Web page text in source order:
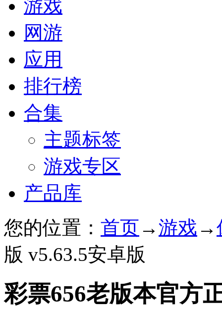
游戏
网游
应用
排行榜
合集
主题标签
游戏专区
产品库
您的位置： 首页 →游戏 →
版 v5.63.5安卓版
彩票656老版本官方